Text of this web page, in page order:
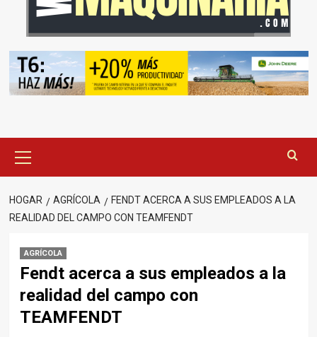
principal
HOGAR AGRÍCOLA
FENDT ACERCA A SUS EMPLEADOS A LA
REALIDAD DEL CAMPO CON TEAMFENDT
AGRÍCOLA
Fendt acerca a sus empleados a la
realidad del campo con
TEAMFENDT